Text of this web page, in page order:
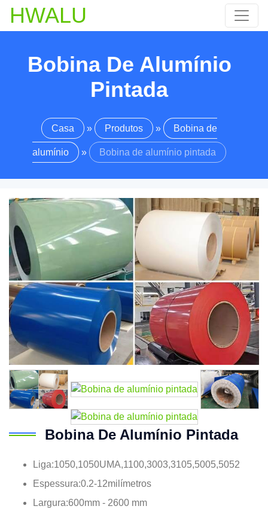
HWALU
Bobina De Alumínio
Pintada
Casa » Produtos » Bobina de
alumínio » Bobina de alumínio pintada
Bobina De Alumínio Pintada
Liga:1050,1050UMA,1100,3003,3105,5005,5052
Espessura:0.2-12milímetros
Largura:600mm - 2600 mm